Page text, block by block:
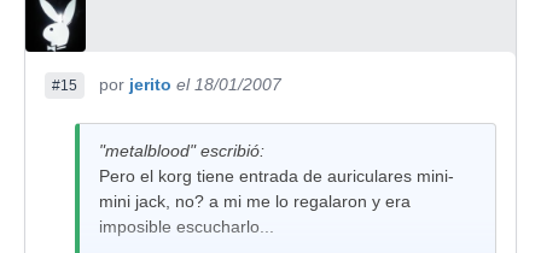
#15 por jerito el 18/01/2007
"metalblood" escribió:
Pero el korg tiene entrada de auriculares mini-
mini jack, no? a mi me lo regalaron y era
imposible escucharlo...